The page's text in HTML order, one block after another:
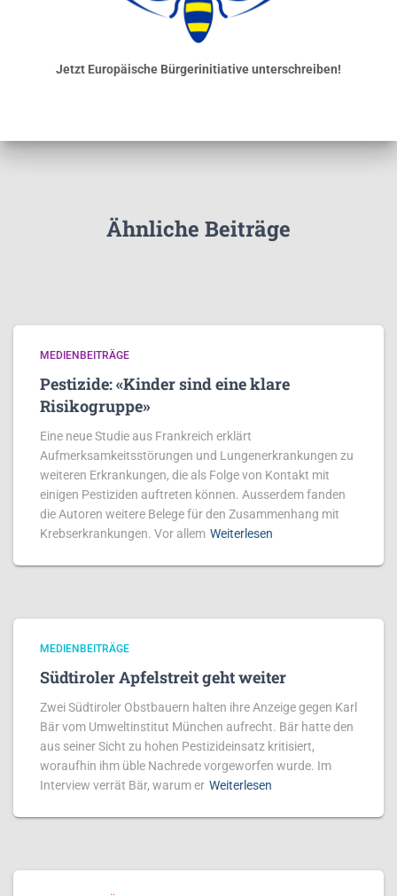
Jetzt Europäische Bürgerinitiative unterschreiben!
Ähnliche Beiträge
MEDIENBEITRÄGE
Pestizide: «Kinder sind eine klare
Risikogruppe»
Eine neue Studie aus Frankreich erklärt
Aufmerksamkeitsstörungen und Lungenerkrankungen zu
weiteren Erkrankungen, die als Folge von Kontakt mit
einigen Pestiziden auftreten können. Ausserdem fanden
die Autoren weitere Belege für den Zusammenhang mit
Krebserkrankungen. Vor allem Weiterlesen
MEDIENBEITRÄGE
Südtiroler Apfelstreit geht weiter
Zwei Südtiroler Obstbauern halten ihre Anzeige gegen Karl
Bär vom Umweltinstitut München aufrecht. Bär hatte den
aus seiner Sicht zu hohen Pestizideinsatz kritisiert,
woraufhin ihm üble Nachrede vorgeworfen wurde. Im
Interview verrät Bär, warum er Weiterlesen